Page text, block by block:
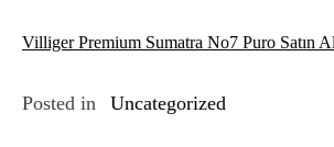
Villiger Premium Sumatra No7 Puro Satın
Posted in Uncategorized